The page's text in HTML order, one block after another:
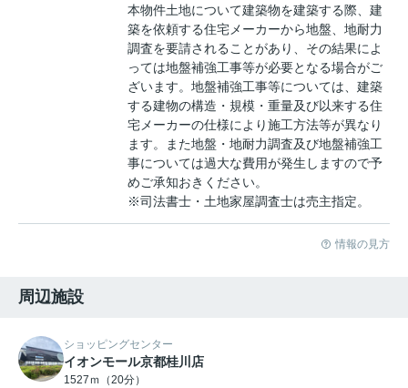
本物件土地について建築物を建築する際、建
築を依頼する住宅メーカーから地盤、地耐力
調査を要請されることがあり、その結果によ
っては地盤補強工事等が必要となる場合がご
ざいます。地盤補強工事等については、建築
する建物の構造・規模・重量及び以来する住
宅メーカーの仕様により施工方法等が異なり
ます。また地盤・地耐力調査及び地盤補強工
事については過大な費用が発生しますので予
めご承知おきください。
※司法書士・土地家屋調査士は売主指定。
情報の見方
周辺施設
ショッピングセンター
イオンモール京都桂川店
1527ｍ（20分）